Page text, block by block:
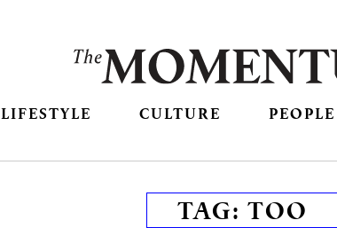
LIFESTYLE CULTURE PEOPLE
TAG: TOO